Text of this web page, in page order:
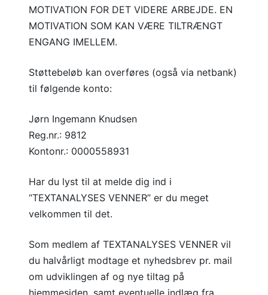
MOTIVATION FOR DET VIDERE ARBEJDE. EN
MOTIVATION SOM KAN VÆRE TILTRÆNGT
ENGANG IMELLEM.
Støttebeløb kan overføres (også via netbank)
til følgende konto:
Jørn Ingemann Knudsen
Reg.nr.: 9812
Kontonr.: 0000558931
Har du lyst til at melde dig ind i
“TEXTANALYSES VENNER” er du meget
velkommen til det.
Som medlem af TEXTANALYSES VENNER vil
du halvårligt modtage et nyhedsbrev pr. mail
om udviklingen af og nye tiltag på
hjemmesiden, samt eventuelle indlæg fra